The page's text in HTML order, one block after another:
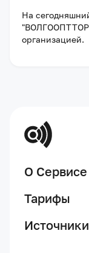
На
организацией.
О Сервисе
Тарифы